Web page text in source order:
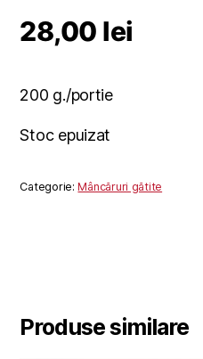
28,00 lei
200 g./portie
Stoc epuizat
Categorie:Mâncăruri gătite
Produse similare